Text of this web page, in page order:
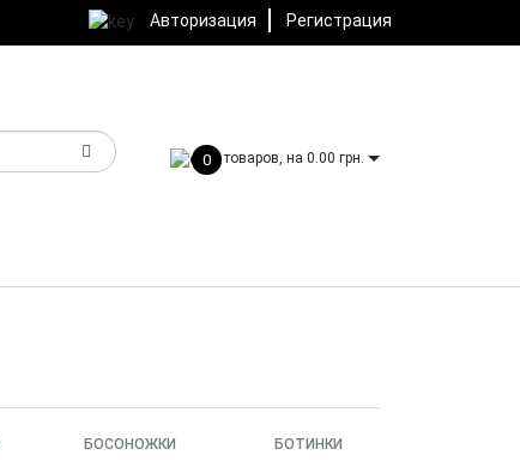
Авторизация Регистрация
0 товаров, на 0.00 грн.
БОСОНОЖКИ БОТИНКИ